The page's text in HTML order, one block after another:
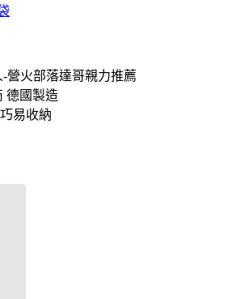
營火部落達哥親力推薦
德國製造
易收納